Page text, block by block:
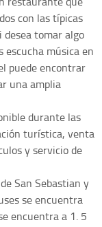
con las típicas
tomar algo
escucha música en
puede encontrar
una amplia
durante las
turística, venta
y servicio de
San Sebastian y
se encuentra
encuentra a 1. 5